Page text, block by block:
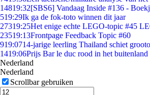
14819:32[SBS6] Vandaag Inside #136 -
519:29Ik ga de fok-toto winnen dit jaar
27319:25Het enige echte LEGO-topic #45
23519:13Frontpage Feedback Topic #60
919:0714-jarige leerling Thailand schiet
1419:06Prijs Bar le duc rood in het buitenland
Nederland
Nederland
Scrollbar gebruiken